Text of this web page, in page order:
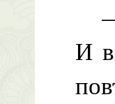
—
И